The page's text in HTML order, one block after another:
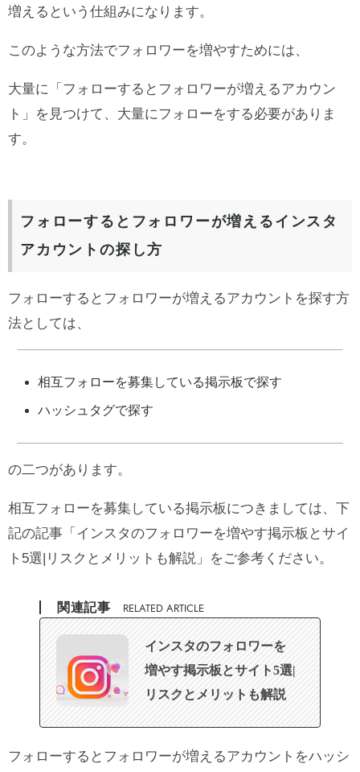
増えるという仕組みになります。
このような方法でフォロワーを増やすためには、
大量に「フォローするとフォロワーが増えるアカウン
ト」を見つけて、大量にフォローをする必要がありま
す。
フォローするとフォロワーが増えるインスタ
アカウントの探し方
フォローするとフォロワーが増えるアカウントを探す方
法としては、
相互フォローを募集している掲示板で探す
ハッシュタグで探す
の二つがあります。
相互フォローを募集している掲示板につきましては、下
記の記事「 インスタのフォロワーを増やす掲示板とサイ
ト5選|リスクとメリットも解説 」をご参考ください。
関連記事 RELATED ARTICLE
インスタのフォロワーを
増やす掲示板とサイト5選|
リスクとメリットも解説
フォローするとフォロワーが増えるアカウントをハッシ